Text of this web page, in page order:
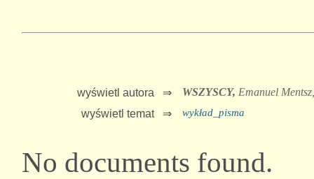
wyświetl autora ⇒ WSZYSCY, Emanuel
wyświetl temat ⇒
wykład_pisma
No documents found.